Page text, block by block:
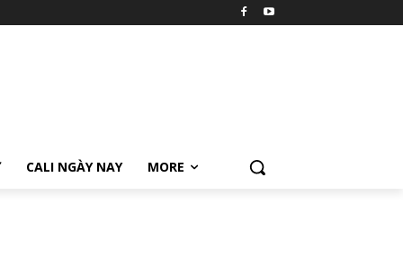
CALI NGÀY NAY MORE